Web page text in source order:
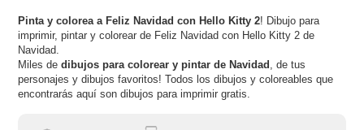
Pinta y colorea a Feliz Navidad con Hello Kitty 2! Dibujo para
imprimir, pintar y colorear de Feliz Navidad con Hello Kitty 2 de
Navidad.
Miles dedibujos para colorear y pintar de Navidad , de tus
personajes y dibujos favoritos! Todos los dibujos y coloreables que
encontrarás aquí son dibujos para imprimir gratis.